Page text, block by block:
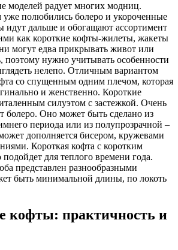
моделей радует многих модниц.
уже полюбились болеро и укороченные
идут дальше и обогащают ассортимент
как короткие кофты-жилеты, жакеты
могут едва прикрывать живот или
поэтому нужно учитывать особенности
нелепо. Отличным вариантом
со спущенным одним плечом, которая
и женственно. Короткие
силуэтом с застежкой. Очень
болеро. Оно может быть сделано из
периода или из полупрозрачной –
дополняется бисером, кружевами
Короткая кофта с коротким
для теплого времени года.
представлен разнообразными
быть минимальной длины, по локоть
кофты: практичность и